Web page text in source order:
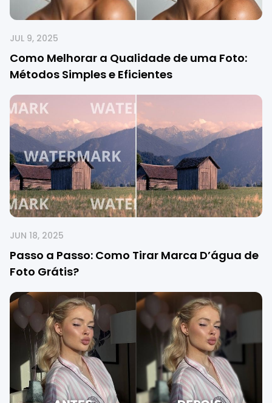
JUL 9, 2025
Como Melhorar a Qualidade de uma Foto:
Métodos Simples e Eficientes
JUN 18, 2025
Passo a Passo: Como Tirar Marca D’água de
Foto Grátis?